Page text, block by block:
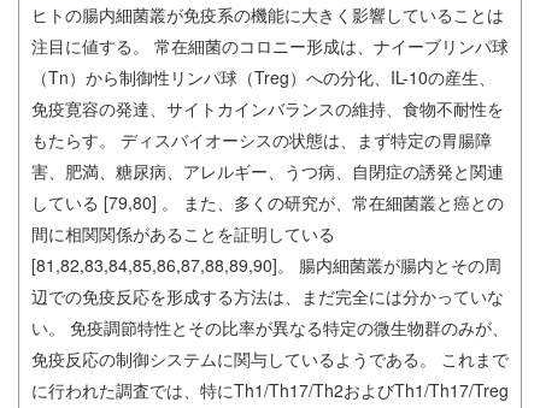
ヒトの腸内細菌叢が免疫系の機能に大きく影響していることは
注目に値する。 常在細菌のコロニー形成は、ナイーブリンパ球
（Tn）から制御性リンパ球（Treg）への分化、IL-10の産生、
免疫寛容の発達、サイトカインバランスの維持、食物不耐性を
もたらす。 ディスバイオーシスの状態は、まず特定の胃腸障
害、肥満、糖尿病、アレルギー、うつ病、自閉症の誘発と関連
している [79,80] 。 また、多くの研究が、常在細菌叢と癌との
間に相関関係があることを証明している
[81,82,83,84,85,86,87,88,89,90]。 腸内細菌叢が腸内とその周
辺での免疫反応を形成する方法は、まだ完全には分かっていな
い。 免疫調節特性とその比率が異なる特定の微生物群のみが、
免疫反応の制御システムに関与しているようである。 これまで
に行われた調査では、特にTh1/Th17/Th2およびTh1/Th17/Treg